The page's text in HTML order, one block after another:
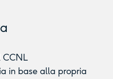
CCNL
in base alla propria